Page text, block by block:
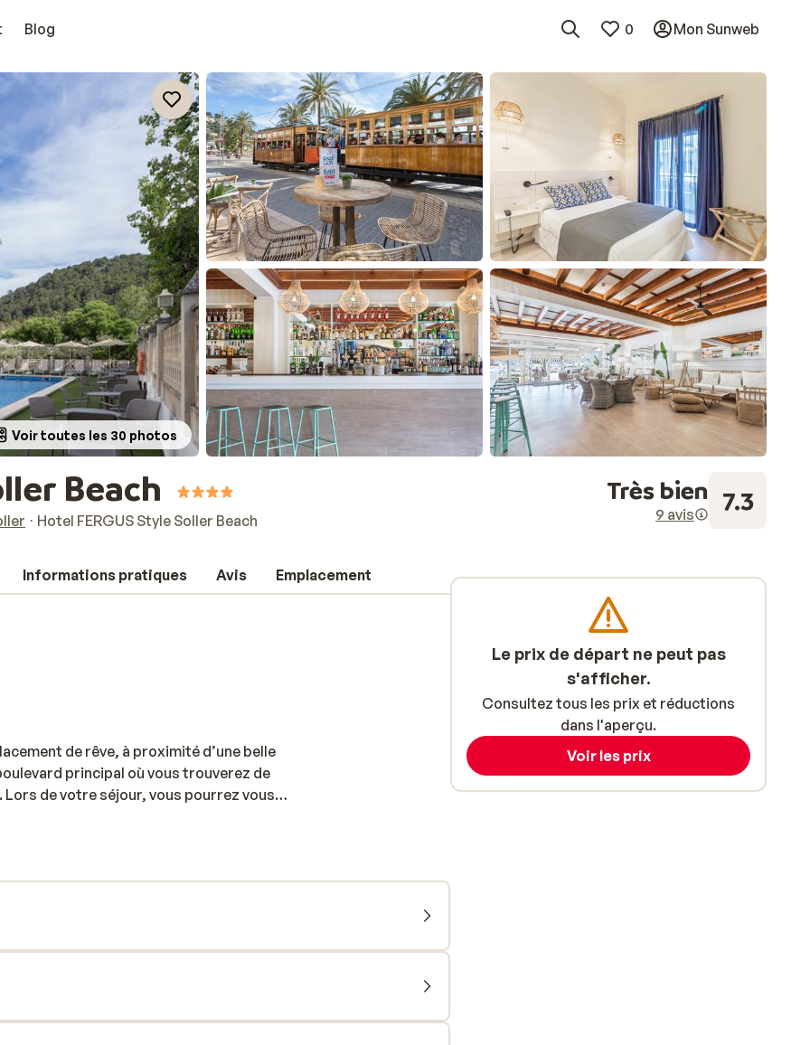
Blog 0 Mon Sunweb
Voir toutes les 30 photos
Beach
Hotel FERGUS Style Soller Beach
Très bien
9 avis 7.3
Informations pratiques Avis Emplacement
de rêve, à proximité d’une belle
principal où vous trouverez de
de votre séjour, vous pourrez vous
Au cours de la journée, des boissons
un bateau en direction de la Serra
Le prix de départ ne peut pas
s'afficher.
Consultez tous les prix et réductions
dans l'aperçu.
Voir les prix